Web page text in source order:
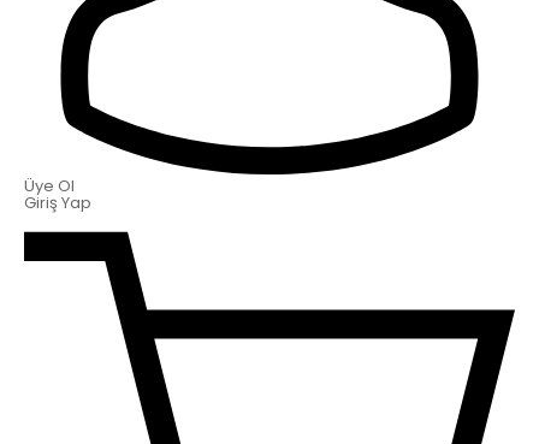
Üye Ol
Giriş Yap